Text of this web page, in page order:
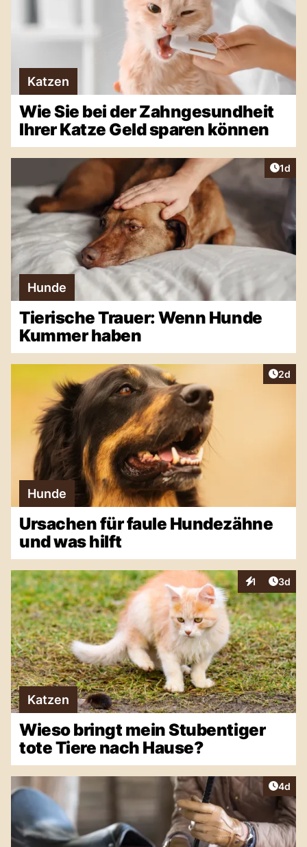
Katzen
Wie Sie bei der Zahngesundheit
Ihrer Katze Geld sparen können
1d
Hunde
Tierische Trauer: Wenn Hunde
Kummer haben
2d
Hunde
Ursachen für faule Hundezähne
und was hilft
1
Interaktionen
3d
Katzen
Wieso bringt mein Stubentiger
tote Tiere nach Hause?
4d